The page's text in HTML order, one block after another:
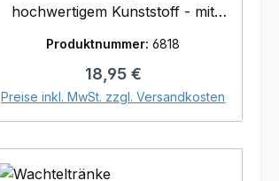
hochwertigem Kunststoff - mit
Produktnummer:6818
Regulärer Preis:
18,95 €
Preise inkl. MwSt. zzgl. Versandkosten
In den Warenkorb